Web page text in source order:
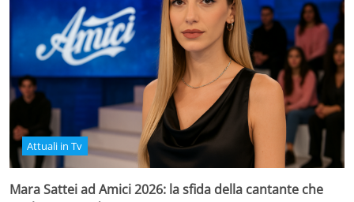
Attuali in Tv
Mara Sattei ad Amici 2026: la sfida della cantante che